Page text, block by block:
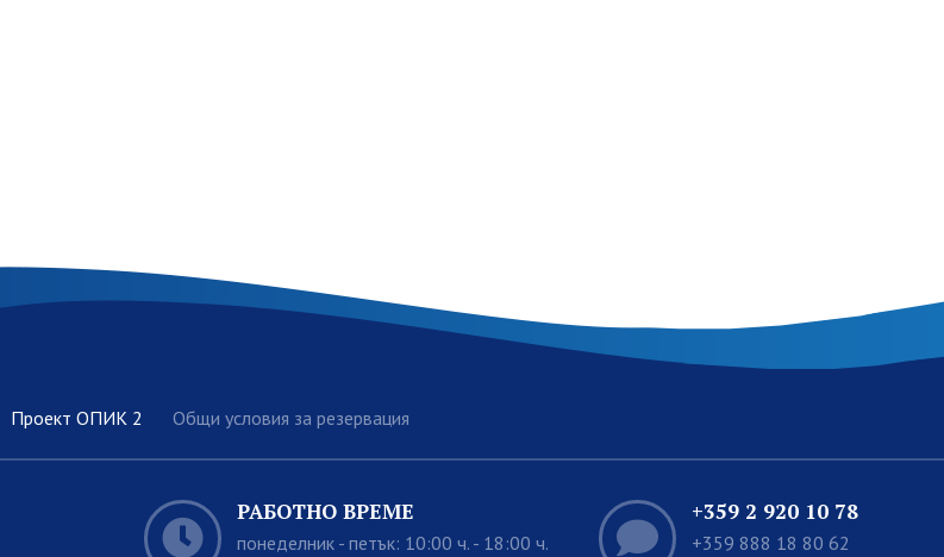
Проект ОПИК 2 Общи условия за резервация
РАБОТНО ВРЕМЕ
понеделник - петък: 10:00 ч. - 18:00 ч.
+359 2 920 10 78
+359 888 18 80 62